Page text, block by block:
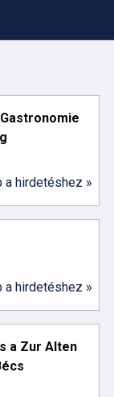
a hirdetéshez »
a hirdetéshez »
a Zur Alten